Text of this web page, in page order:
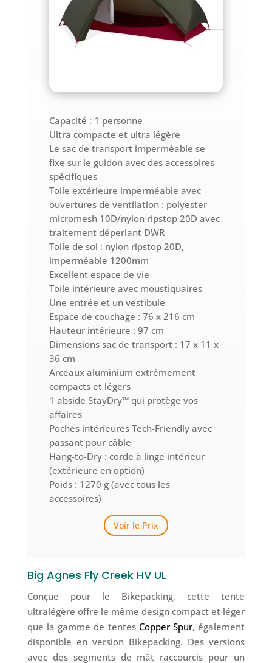
Capacité : 1 personne
Ultra compacte et ultra légère
Le sac de transport imperméable se
fixe sur le guidon avec des accessoires
spécifiques
Toile extérieure imperméable avec
ouvertures de ventilation : polyester
micromesh 10D/nylon ripstop 20D avec
traitement déperlant DWR
Toile de sol : nylon ripstop 20D,
imperméable 1200mm
Excellent espace de vie
Toile intérieure avec moustiquaires
Une entrée et un vestibule
Espace de couchage : 76 x 216 cm
Hauteur intérieure : 97 cm
Dimensions sac de transport : 17 x 11 x
36 cm
Arceaux aluminium extrêmement
compacts et légers
1 abside StayDry™ qui protège vos
affaires
Poches intérieures Tech-Friendly avec
passant pour câble
Hang-to-Dry : corde à linge intérieur
(extérieure en option)
Poids : 1270 g (avec tous les
accessoires)
Voir le Prix
Big Agnes Fly Creek HV UL
Conçue pour le Bikepacking, cette tente
ultralégère offre le même design compact et léger
que la gamme de tentes Copper Spur, également
disponible en version Bikepacking. Des versions
avec des segments de mât raccourcis pour un